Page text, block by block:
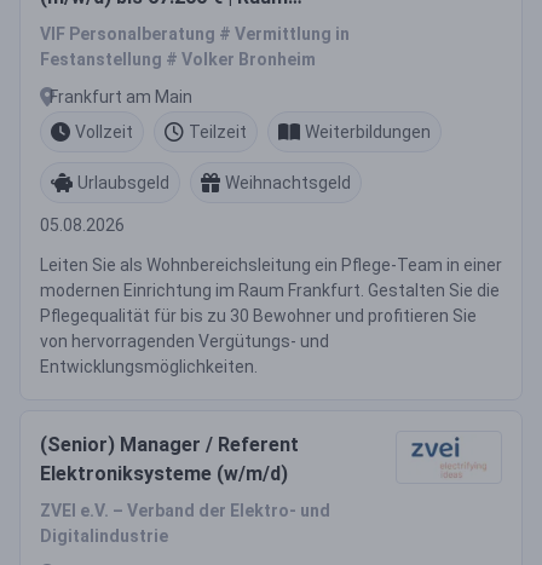
Frankfurt am Main
VIF Personalberatung # Vermittlung in
Festanstellung # Volker Bronheim
Frankfurt am Main
Vollzeit
Teilzeit Weiterbildungen
Urlaubsgeld Weihnachtsgeld
05.08.2026
Leiten Sie als Wohnbereichsleitung ein Pflege-Team in einer
modernen Einrichtung im Raum Frankfurt. Gestalten Sie die
Pflegequalität für bis zu 30 Bewohner und profitieren Sie
von hervorragenden Vergütungs- und
Entwicklungsmöglichkeiten.
(Senior) Manager / Referent
Elektroniksysteme (w/m/d)
ZVEI e.V. – Verband der Elektro- und
Digitalindustrie